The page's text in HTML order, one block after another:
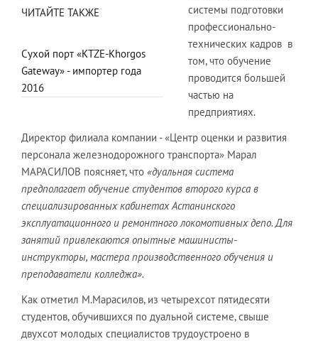
ЧИТАЙТЕ ТАКЖЕ
Сухой порт «KTZE-Khorgos
Gateway» - импортер года
2016
системы подготовки
профессионально-
технических кадров в
том, что обучение
проводится большей
частью на
предприятиях.
Директор филиала компании - «Центр оценки и развития
персонала железнодорожного транспорта» Марал
МАРАСИЛОВ поясняет, что «дуальная система
предполагает обучение студентов второго курса в
специализированных кабинетах Астанинского
эксплуатационного и ремонтного локомотивных депо. Для
занятий привлекаются опытные машинисты-
инструкторы, мастера производственного обучения и
преподаватели колледжа».
Как отметил М.Марасилов, из четырехсот пятидесяти
студентов, обучившихся по дуальной системе, свыше
двухсот молодых специалистов трудоустроено в